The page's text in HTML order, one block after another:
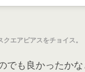
クエアピアスをチョイス。
でも良かったかな